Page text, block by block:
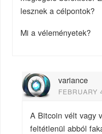
lesznek a célpontok?
Mi a véleményetek?
variance
A Bitcoin vélt vagy
feltétlenül abból